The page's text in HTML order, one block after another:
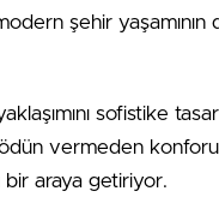
şehir yaşamının
sofistike
vermeden
bir araya getiriyor.